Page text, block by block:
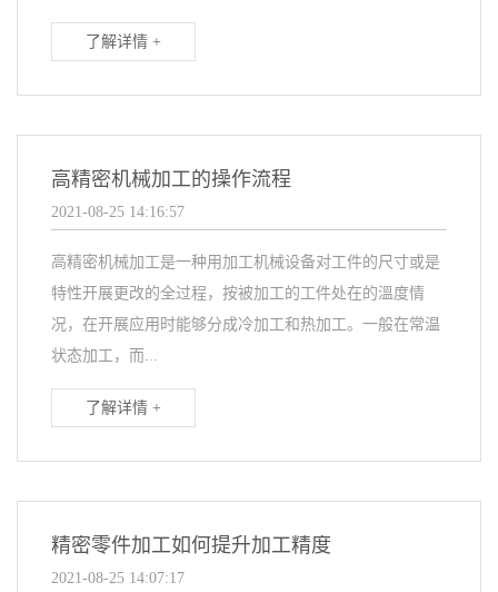
了解详情 +
高精密机械加工的操作流程
2021-08-25 14:16:57
高精密机械加工是一种用加工机械设备对工件的尺寸或是
特性开展更改的全过程，按被加工的工件处在的溫度情
况，在开展应用时能够分成冷加工和热加工。一般在常温
状态加工，而...
了解详情 +
精密零件加工如何提升加工精度
2021-08-25 14:07:17